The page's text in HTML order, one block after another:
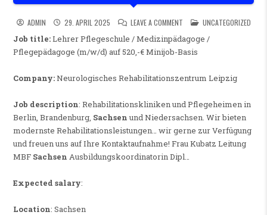
ADMIN 29. APRIL 2025 LEAVE A COMMENTON LEHRER PFLEGESCHULE
POSTED IN
UNCATEGORIZED
Job title:Lehrer Pflegeschule / Medizinpädagoge /
Pflegepädagoge (m/w/d) auf 520,-€ Minijob-Basis
Company:Neurologisches Rehabilitationszentrum Leipzig
Job description: Rehabilitationskliniken und Pflegeheimen in
Berlin, Brandenburg, Sachsen und Niedersachsen. Wir bieten
modernste Rehabilitationsleistungen… wir gerne zur Verfügung
und freuen uns auf Ihre Kontaktaufnahme! Frau Kubatz Leitung
MBF Sachsen Ausbildungskoordinatorin Dipl…
Expected salary:
Location: Sachsen